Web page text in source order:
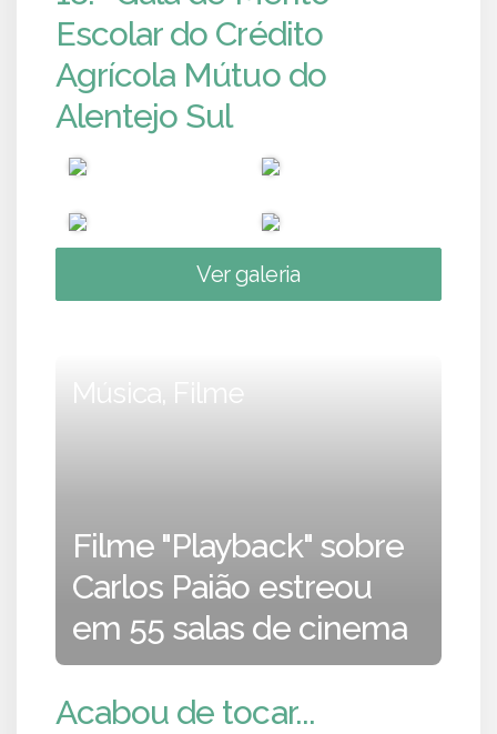
Escolar do Crédito
Agrícola Mútuo do
Alentejo Sul
Ver galeria
Música, Filme
Filme "Playback" sobre
Carlos Paião estreou
em 55 salas de cinema
Acabou de tocar...